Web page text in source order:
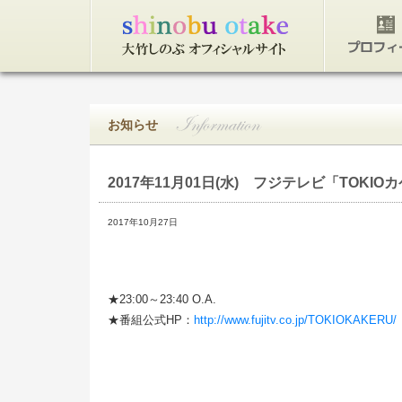
お知らせ
2017年11月01日(水) フジテレビ「TOKIOカ
2017年10月27日
★23:00～23:40 O.A.
★番組公式HP： http://www.fujitv.co.jp/TOKIOKAKERU/